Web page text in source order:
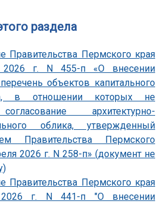
раздела
Правительства Пермского края
г. N 455-п «О внесении
объектов капитального
в отношении которых не
архитектурно-
облика, утвержденный
Правительства Пермского
2026 г. N 258-п» (документ не
Правительства Пермского края
г. N 441-п "О внесении